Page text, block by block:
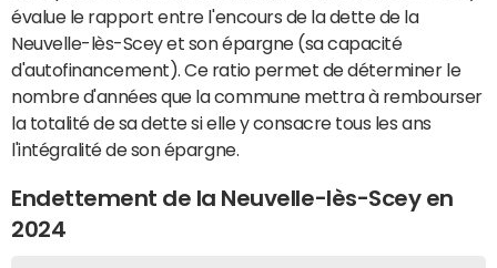
évalue le rapport entre l'encours de la dette de la
Neuvelle-lès-Scey et son épargne (sa capacité
d'autofinancement). Ce ratio permet de déterminer le
nombre d'années que la commune mettra à rembourser
la totalité de sa dette si elle y consacre tous les ans
l'intégralité de son épargne.
Endettement de la Neuvelle-lès-Scey en
2024